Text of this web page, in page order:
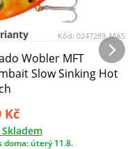
Kód: 0247289_MAS
Wobler MFT
Slow Sinking Hot
Kč
doma: úterý 11.8.